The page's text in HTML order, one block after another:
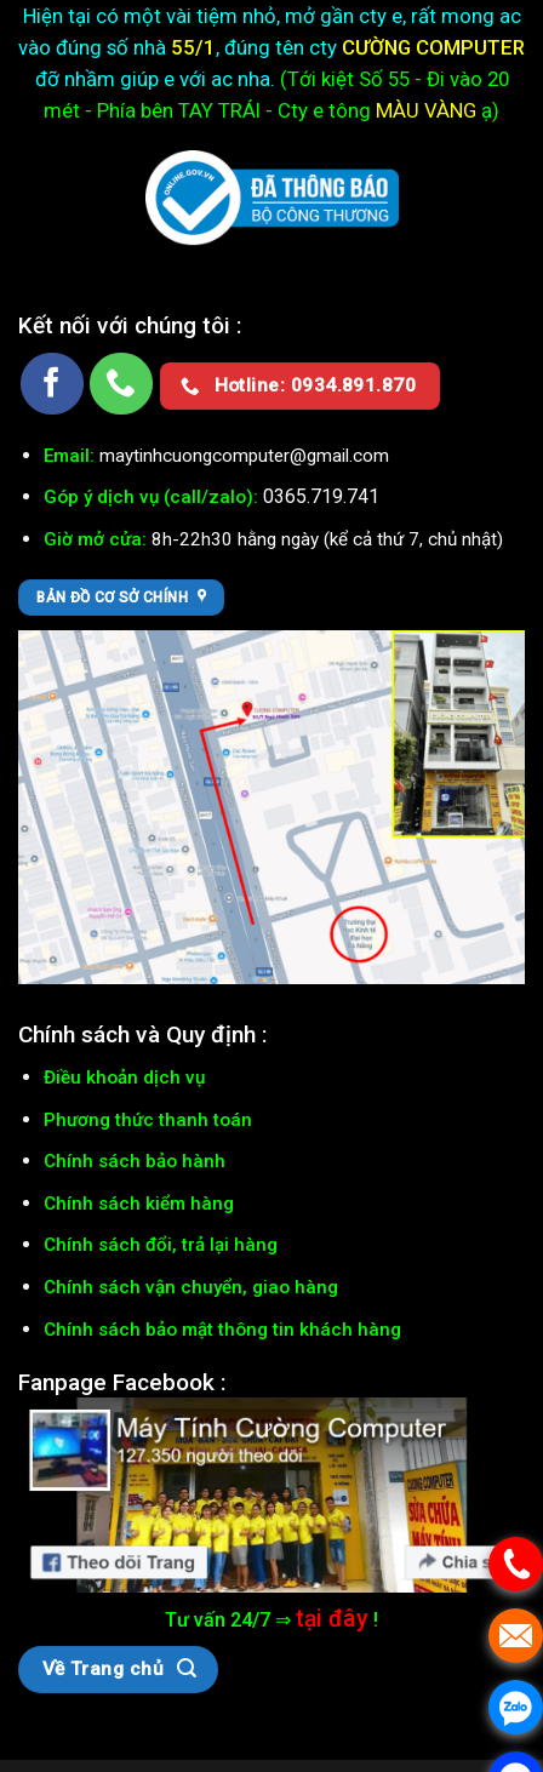
Hiện tại có một vài tiệm nhỏ, mở gần cty e, rất mong ac
vào đúng số nhà 55/1 , đúng tên cty CƯỜNG COMPUTER
đỡ nhầm giúp e với ac nha. (Tới kiệtSố 55 - Đi vào 20
mét - Phía bên TAY TRÁI - Cty e tông MÀU VÀNG ạ)
Kết nối với chúng tôi :
Hotline: 0934.891.870
Email: maytinhcuongcomputer@gmail.com
Góp ý dịch vụ (call/zalo): 0365.719.741
Giờ mở cửa: 8h-22h30 hằng ngày (kể cả thứ 7, chủ nhật)
BẢN ĐỒ CƠ SỞ CHÍNH
Chính sách và Quy định :
Điều khoản dịch vụ
Phương thức thanh toán
Chính sách bảo hành
Chính sách kiểm hàng
Chính sách đổi, trả lại hàng
Chính sách vận chuyển, giao hàng
Chính sách bảo mật thông tin khách hàng
Fanpage Facebook :
Tư vấn 24/7 ⇒ tại đây !
Về Trang chủ